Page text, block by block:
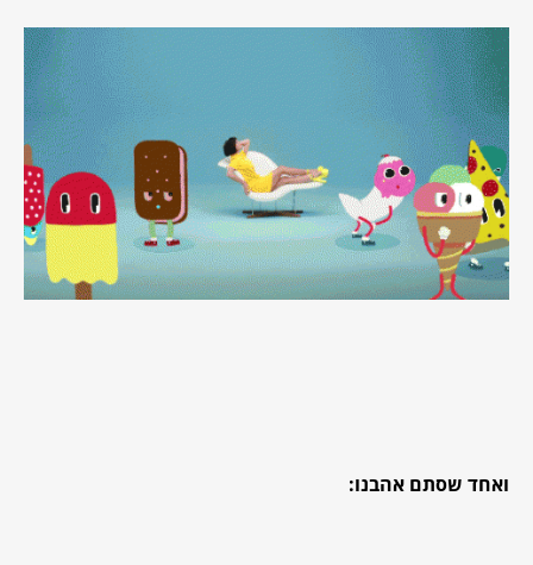
ואחד שסתם אהבנו: